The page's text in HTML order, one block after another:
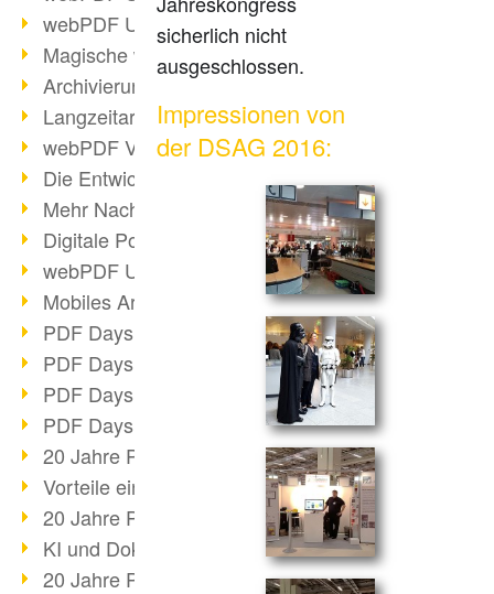
webPDF Update 9.0.0.2732
Magische webPDF Version 9
Archivierung: Aufbewahrungsfristen
Langzeitarchivierung mit PDF/A
webPDF Video - Behind the Scenes
Die Entwicklung von PDF/X
Mehr Nachhaltigkeit durch PDF
Digitale Post als PDF/A
webPDF Update 8.0.0.2531
Mobiles Arbeiten mit PDF
PDF Days 2022 Themenblock 3
PDF Days 2022 Themenblock 2
PDF Days 2022 Themenblock 1
PDF Days Europe 2022
20 Jahre PDF/X (Teil 3)
Vorteile einer PDF-Businesslösung
20 Jahre PDF/X (Teil 2)
KI und Dokumenten-Management
20 Jahre PDF/X (Teil 1)
sicherlich nicht
ausgeschlossen.
Impressionen von
der DSAG 2016: